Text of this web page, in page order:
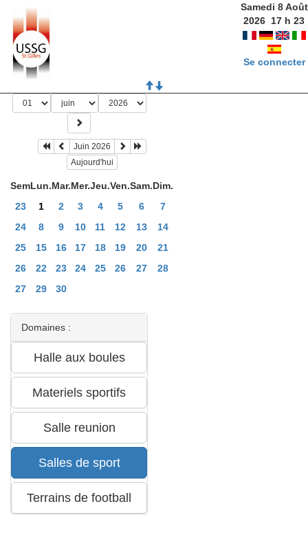
Samedi 8 Août
2026 17 h23
Se connecter
Juin 2026
Aujourd'hui
SemLun.Mar.Mer.Jeu.Ven.Sam.Dim.
23
1 2 3 4 5 6
7
24
8 9 10 11 12 13
14
25
15 16 17 18 19 20
21
26
22 23 24 25 26 27
28
27
29 30
Domaines :